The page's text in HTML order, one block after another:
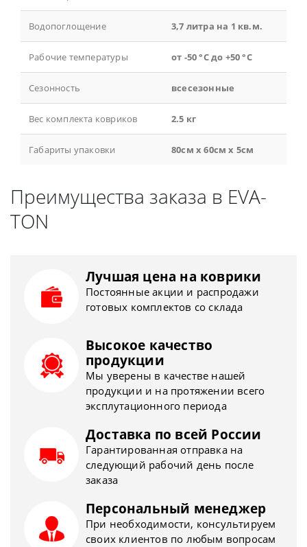
Водопоглощение 3,7 литра на 1 кв.м.
Рабочие температуры от -50 °С до +50 °С
Сезонность всесезонные
Вес комплекта ковриков 2.5 кг
Габариты упаковки 80см x 60см x 5см
Преимущества заказа в EVA-
TON
Лучшая цена на коврики
Постоянные акции и распродажи
готовых комплектов со склада
Высокое качество
продукции
Мы уверены в качестве нашей
продукции и на протяжении всего
эксплутационного периода
Доставка по всей России
Гарантированная отправка на
следующий рабочий день после
заказа
Персональный менеджер
При необходимости, консультируем
своих клиентов по любым вопросам